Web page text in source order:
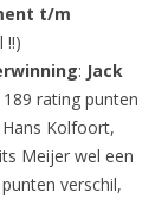
t/m
!!)
: Jack
rating punten
Kolfoort,
Meijer wel een
verschil,